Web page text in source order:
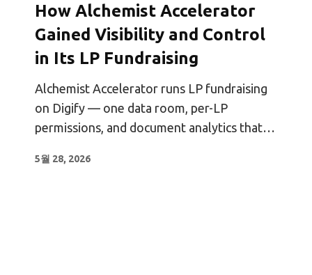
How Alchemist Accelerator
Gained Visibility and Control
in Its LP Fundraising
Alchemist Accelerator runs LP fundraising
on Digify — one data room, per-LP
permissions, and document analytics that
5월 28, 2026